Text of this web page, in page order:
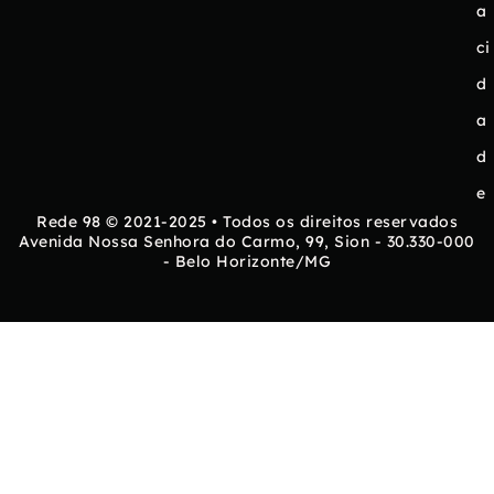
a
ci
d
a
d
e
Rede 98 © 2021-2025 • Todos os direitos reservados
Avenida Nossa Senhora do Carmo, 99, Sion - 30.330-000
- Belo Horizonte/MG